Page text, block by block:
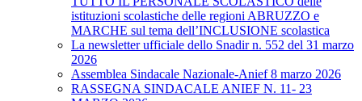
istituzioni scolastiche delle regioni ABRUZZO e
MARCHE sul tema dell’INCLUSIONE scolastica
La newsletter ufficiale dello Snadir n. 552 del 31 marzo
2026
Assemblea Sindacale Nazionale-Anief 8 marzo 2026
RASSEGNA SINDACALE ANIEF N. 11- 23